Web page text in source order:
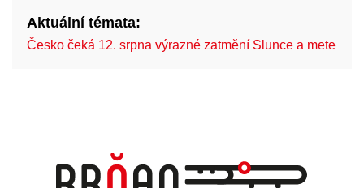
Aktuální témata:
Česko čeká 12. srpna výrazné zatmění Slunce a mete…